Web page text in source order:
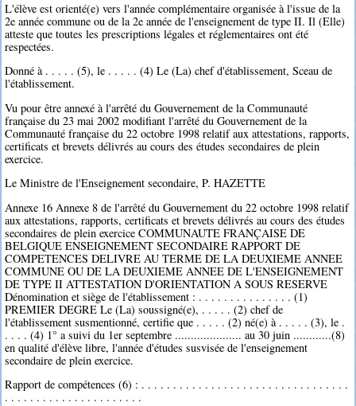
L'élève est orienté(e) vers l'année complémentaire organisée à l'issue de la
2e année commune ou de la 2e année de l'enseignement de type II. Il (Elle)
atteste que toutes les prescriptions légales et réglementaires ont été
respectées.
Donné à . . . . . (5), le . . . . . (4) Le (La) chef d'établissement, Sceau de
l'établissement.
Vu pour être annexé à l'arrêté du Gouvernement de la Communauté
française du 23 mai 2002 modifiant l'arrêté du Gouvernement de la
Communauté française du 22 octobre 1998 relatif aux attestations, rapports,
certificats et brevets délivrés au cours des études secondaires de plein
exercice.
Le Ministre de l'Enseignement secondaire, P. HAZETTE
Annexe 16 Annexe 8 de l'arrêté du Gouvernement du 22 octobre 1998 relatif
aux attestations, rapports, certificats et brevets délivrés au cours des études
secondaires de plein exercice COMMUNAUTE FRANÇAISE DE
BELGIQUE ENSEIGNEMENT SECONDAIRE RAPPORT DE
COMPETENCES DELIVRE AU TERME DE LA DEUXIEME ANNEE
COMMUNE OU DE LA DEUXIEME ANNEE DE L'ENSEIGNEMENT
DE TYPE II ATTESTATION D'ORIENTATION A SOUS RESERVE
Dénomination et siège de l'établissement : . . . . . . . . . . . . . . . (1)
PREMIER DEGRE Le (La) soussigné(e), . . . . . (2) chef de
l'établissement susmentionné, certifie que . . . . . (2) né(e) à . . . . . (3), le .
. . . . (4) 1° a suivi du 1er septembre ..................... au 30 juin ............(8)
en qualité d'élève libre, l'année d'études susvisée de l'enseignement
secondaire de plein exercice.
Rapport de compétences (6) : . . . . . . . . . . . . . . . . . . . . . . . . . . . . . . . . .
. . . . . . . . . . . . . . . . . . . . . .